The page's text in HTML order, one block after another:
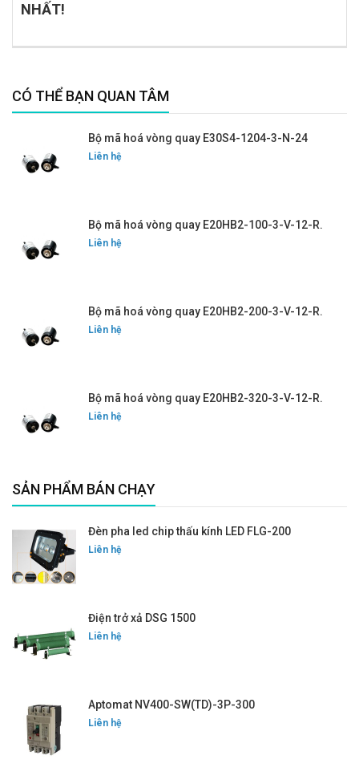
NHẤT!
CÓ THỂ BẠN QUAN TÂM
Bộ mã hoá vòng quay E30S4-1204-3-N-24
Liên hệ
Bộ mã hoá vòng quay E20HB2-100-3-V-12-R.
Liên hệ
Bộ mã hoá vòng quay E20HB2-200-3-V-12-R.
Liên hệ
Bộ mã hoá vòng quay E20HB2-320-3-V-12-R.
Liên hệ
SẢN PHẨM BÁN CHẠY
Đèn pha led chip thấu kính LED FLG-200
Liên hệ
Điện trở xả DSG 1500
Liên hệ
Aptomat NV400-SW(TD)-3P-300
Liên hệ